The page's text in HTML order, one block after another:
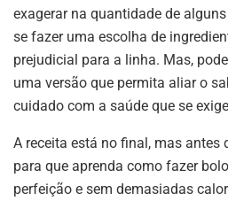
exagerar na quantidade de
se fazer uma escolha de
prejudicial para a linha. Mas,
uma versão que permita aliar o
cuidado com a saúde que se
A receita está no final, mas antes
para que aprenda como fazer
perfeição e sem demasiadas